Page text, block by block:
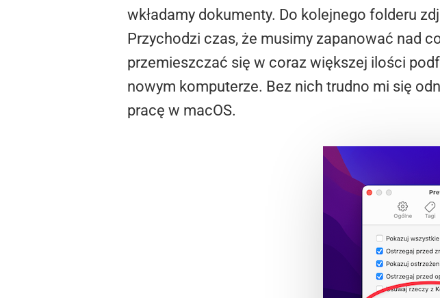
wkładamy dokumenty. Do kolejnego folderu
Przychodzi czas, że musimy zapanować nad
przemieszczać się w coraz większej ilości
nowym komputerze. Bez nich trudno mi się
pracę w macOS.